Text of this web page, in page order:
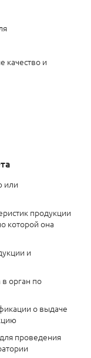
качество и
или
продукции
которой она
и
орган по
о выдаче
проведения